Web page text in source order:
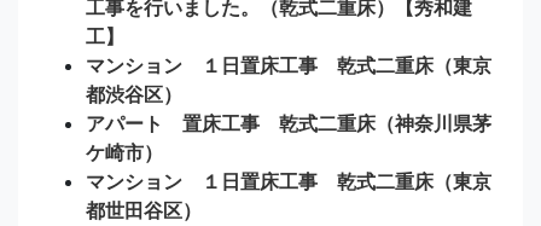
工事を行いました。（乾式二重床）【秀和建
工】
マンション １日置床工事 乾式二重床（東京
都渋谷区）
アパート 置床工事 乾式二重床（神奈川県茅
ケ崎市）
マンション １日置床工事 乾式二重床（東京
都世田谷区）